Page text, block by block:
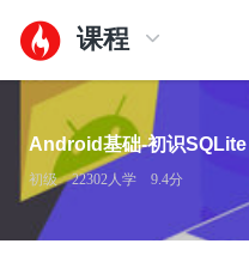
课程
Android基础-初识SQLite
初级 22302人学 9.4分